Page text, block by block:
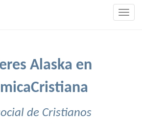
Alaska en
de Cristianos